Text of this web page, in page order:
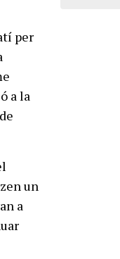
per
a la
un
a